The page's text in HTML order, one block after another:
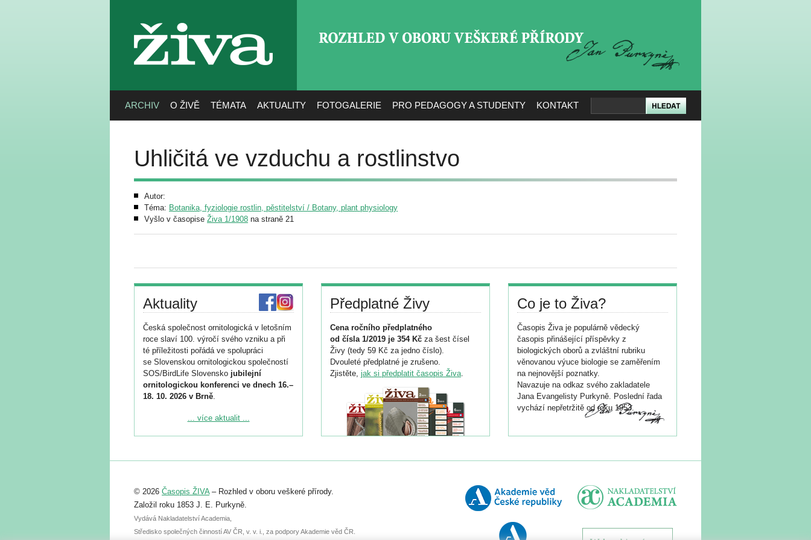
živa
ARCHIV O ŽIVĚ TÉMATA AKTUALITY FOTOGALERIE PRO PEDAGOGY A STUDENTY KONTAKT
Uhličitá ve vzduchu a rostlinstvo
Autor:
Téma: Botanika, fyziologie rostlin, pěstitelství / Botany, plant physiology
Vyšlo v časopise Živa 1/1908 na straně 21
Aktuality
Česká společnost ornitologická v letošním
roce slaví 100. výročí svého vzniku a při
té příležitosti pořádá ve spolupráci
se Slovenskou ornitologickou společností
SOS/BirdLife Slovensko jubilejní
ornitologickou konferenci ve dnech 16.–
18. 10. 2026 v Brně.
Podrobnější informace ke konferenci
Registrovat se můžete do 6. září.
abstraktu přihlášené přednášky nebo
posteru je už 30. června.
... více aktualit ...
Předplatné Živy
Cena ročního předplatného
od čísla 1/2019 je 354 Kč za šest čísel
Živy (tedy 59 Kč za jedno číslo).
Dvouleté předplatné je zrušeno.
Zjistěte, jak si předplatit časopis Živa.
Co je to Živa?
Časopis Živa je populárně vědecký
časopis přinášející příspěvky z
biologických oborů a zvláštní rubriku
věnovanou výuce biologie se zaměřením
na nejnovější poznatky.
Navazuje na odkaz svého zakladatele
Jana Evangelisty Purkyně. Poslední řada
vychází nepřetržitě od roku 1953.
© 2026 Časopis ŽIVA– Rozhled v oboru veškeré přírody.
Založil roku 1853 J. E. Purkyně.
Vydává Nakladatelství Academia,
Středisko společných činností AV ČR, v. v. i., za podpory Akademie věd ČR.